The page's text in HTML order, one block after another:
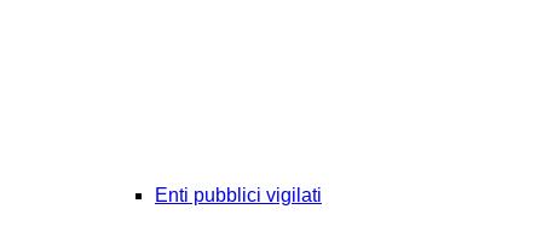
Enti pubblici vigilati